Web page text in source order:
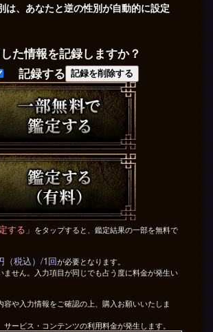
は、あなたと逆の性別が自動的に設定
た情報を記録しますか？
記録する
記録を削除する
する」 をタップすると、鑑定結果の一部を無料で
（税込）/1回が必要となります。
ません。入力項目が同じでも占う度に料金が発生い
容や入力情報をご確認の上、購入お願いいたしま
サービス・コンテンツの利用料金が発生します。